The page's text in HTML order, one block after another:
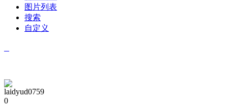
图片列表
搜索
自定义
laidyud0759
0